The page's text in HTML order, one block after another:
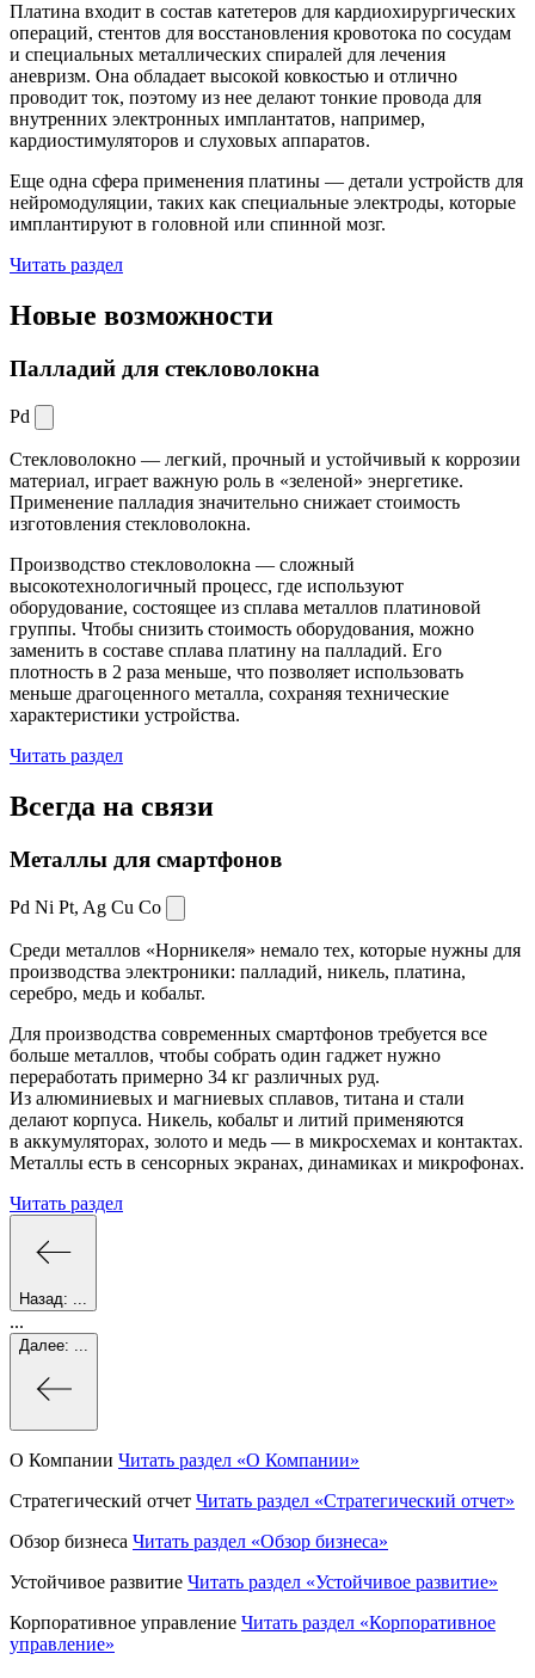
Платина входит в состав катетеров для кардиохирургических
операций, стентов для восстановления кровотока по сосудам
и специальных металлических спиралей для лечения
аневризм. Она обладает высокой ковкостью и отлично
проводит ток, поэтому из нее делают тонкие провода для
внутренних электронных имплантатов, например,
кардиостимуляторов и слуховых аппаратов.
Еще одна сфера применения платины — детали устройств для
нейромодуляции, таких как специальные электроды, которые
имплантируют в головной или спинной мозг.
Читать раздел
Новые возможности
Палладий для стекловолокна
Pd
Стекловолокно — легкий, прочный и устойчивый к коррозии
материал, играет важную роль в «зеленой» энергетике.
Применение палладия значительно снижает стоимость
изготовления стекловолокна.
Производство стекловолокна — сложный
высокотехнологичный процесс, где используют
оборудование, состоящее из сплава металлов платиновой
группы. Чтобы снизить стоимость оборудования, можно
заменить в составе сплава платину на палладий. Его
плотность в 2 раза меньше, что позволяет использовать
меньше драгоценного металла, сохраняя технические
характеристики устройства.
Читать раздел
Всегда на связи
Металлы для смартфонов
Pd Ni Pt, Ag Cu Co
Среди металлов «Норникеля» немало тех, которые нужны для
производства электроники: палладий, никель, платина,
серебро, медь и кобальт.
Для производства современных смартфонов требуется все
больше металлов, чтобы собрать один гаджет нужно
переработать примерно 34 кг различных руд.
Из алюминиевых и магниевых сплавов, титана и стали
делают корпуса. Никель, кобальт и литий применяются
в аккумуляторах, золото и медь — в микросхемах и контактах.
Металлы есть в сенсорных экранах, динамиках и микрофонах.
Читать раздел
Назад:
...
Далее:
О Компании Читать раздел «О Компании»
Стратегический отчет Читать раздел «Стратегический отчет»
Обзор бизнеса Читать раздел «Обзор бизнеса»
Устойчивое развитие Читать раздел «Устойчивое развитие»
Корпоративное управление Читать раздел «Корпоративное
управление»